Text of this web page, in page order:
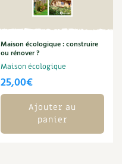
Maison écologique : construire
ou rénover ?
Maison écologique
25,00€
Ajouter au
panier